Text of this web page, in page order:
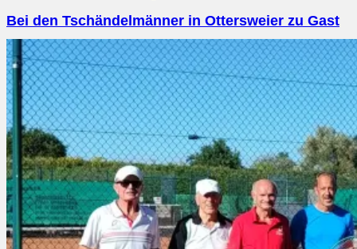
Bei den Tschändelmänner in Ottersweier zu Gast